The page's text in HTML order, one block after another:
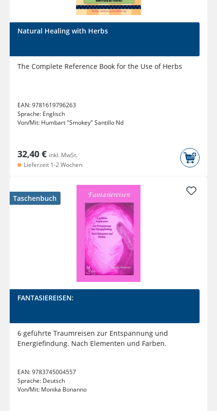
Natural Healing with Herbs
The Complete Reference Book for the Use of Herbs
EAN:9781619796263
Sprache: Englisch
Von/Mit: Humbart "Smokey" Santillo Nd
32,40 € inkl. MwSt.
Lieferzeit 1-2 Wochen
Taschenbuch
FANTASIEREISEN:
6 geführte Traumreisen zur Entspannung und
Energiefindung. Nach Elementen und Farben.
EAN:9783745004557
Sprache: Deutsch
Von/Mit: Monika Bonanno